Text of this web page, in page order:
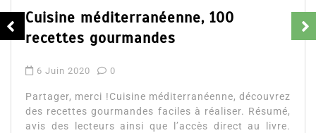
Cuisine méditerranéenne, 100
recettes gourmandes
6 Juin 2020 0
Partager, merci !Cuisine méditerranéenne, découvrez
des recettes gourmandes faciles à réaliser. Résumé,
avis des lecteurs ainsi que l’accès direct au livre.